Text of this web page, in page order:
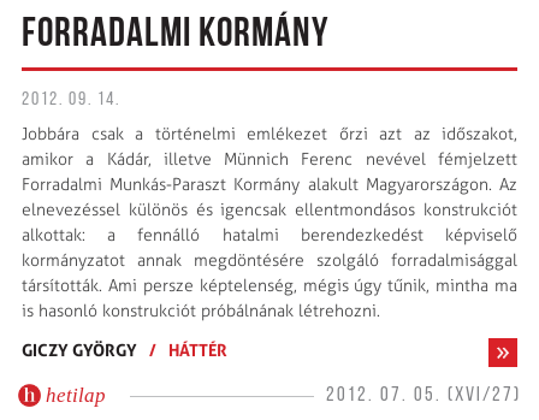
FORRADALMI KORMÁNY
2012. 09. 14.
Jobbára csak a történelmi emlékezet őrzi azt az időszakot,
amikor a Kádár, illetve Münnich Ferenc nevével fémjelzett
Forradalmi Munkás-Paraszt Kormány alakult Magyarországon. Az
elnevezéssel különös és igencsak ellentmondásos konstrukciót
alkottak: a fennálló hatalmi berendezkedést képviselő
kormányzatot annak megdöntésére szolgáló forradalmisággal
társították. Ami persze képtelenség, mégis úgy tűnik, mintha ma
is hasonló konstrukciót próbálnának létrehozni.
GICZY GYÖRGY / HÁTTÉR
hetilap 2012. 07. 05. (XVI/27)